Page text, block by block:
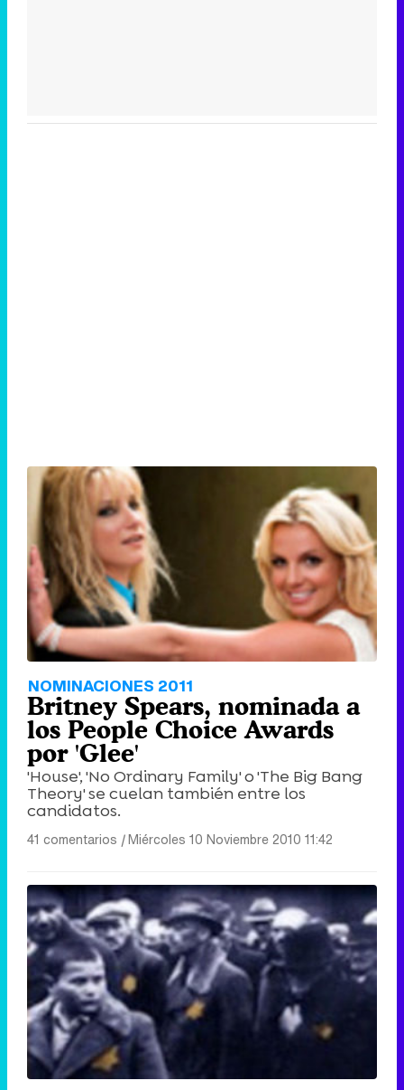
NOMINACIONES 2011
Britney Spears, nominada a
los People Choice Awards
por 'Glee'
'House', 'No Ordinary Family' o 'The Big Bang
Theory' se cuelan también entre los
candidatos.
41 comentarios |Miércoles 10 Noviembre 2010 11:42